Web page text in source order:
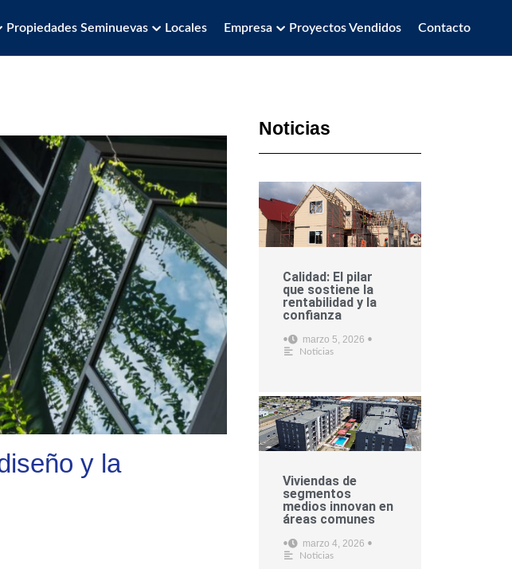
Propiedades Seminuevas Locales Empresa Proyectos Vendidos Contacto
y la
Noticias
Calidad: El pilar
que sostiene la
rentabilidad y la
confianza
• marzo 5, 2026 •
Noticias
Viviendas de
segmentos
medios innovan en
áreas comunes
• marzo 4, 2026 •
Noticias